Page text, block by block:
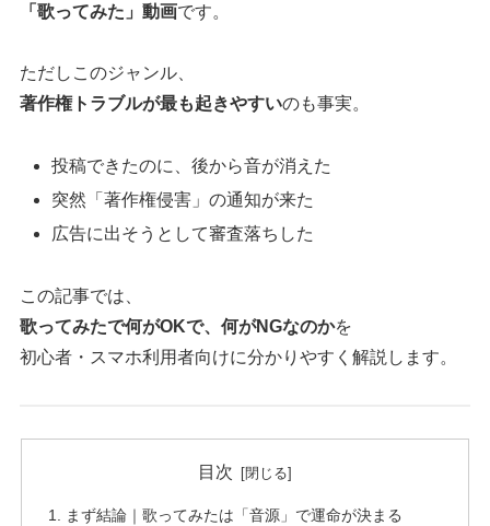
「歌ってみた」動画です。
ただしこのジャンル、
著作権トラブルが最も起きやすいのも事実。
投稿できたのに、後から音が消えた
突然「著作権侵害」の通知が来た
広告に出そうとして審査落ちした
この記事では、
歌ってみたで何がOKで、何がNGなのかを
初心者・スマホ利用者向けに分かりやすく解説します。
目次
まず結論｜歌ってみたは「音源」で運命が決まる